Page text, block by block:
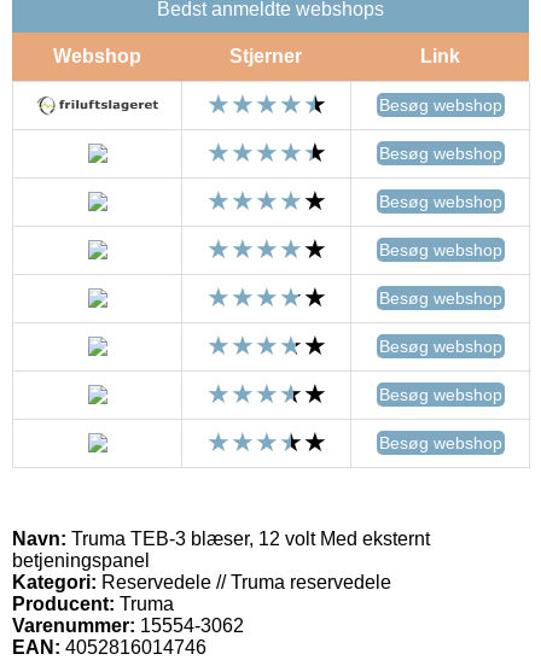
Bedst anmeldte webshops
Webshop Stjerner Link
Besøg webshop
Besøg webshop
Besøg webshop
Besøg webshop
Besøg webshop
Besøg webshop
Besøg webshop
Besøg webshop
Navn: Truma TEB-3 blæser, 12 volt Med eksternt
betjeningspanel
Kategori: Reservedele // Truma reservedele
Producent: Truma
Varenummer: 15554-3062
EAN: 4052816014746